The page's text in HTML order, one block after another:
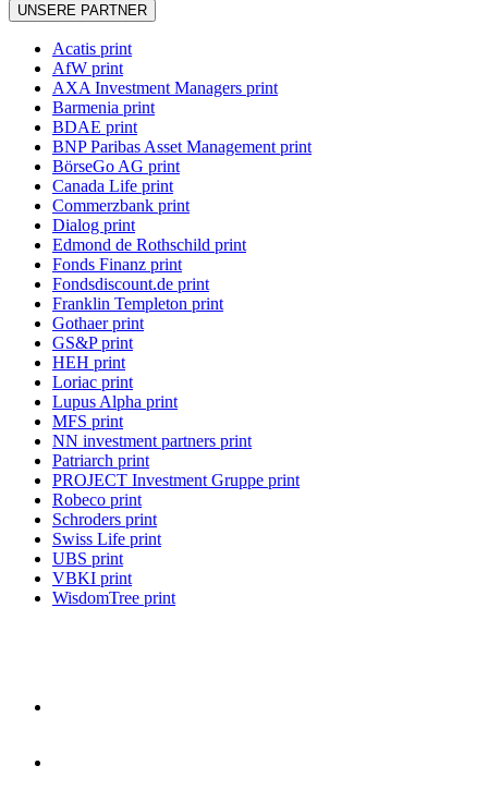
UNSERE PARTNER
Acatis print
AfW print
AXA Investment Managers print
Barmenia print
BDAE print
BNP Paribas Asset Management print
BörseGo AG print
Canada Life print
Commerzbank print
Dialog print
Edmond de Rothschild print
Fonds Finanz print
Fondsdiscount.de print
Franklin Templeton print
Gothaer print
GS&P print
HEH print
Loriac print
Lupus Alpha print
MFS print
NN investment partners print
Patriarch print
PROJECT Investment Gruppe print
Robeco print
Schroders print
Swiss Life print
UBS print
VBKI print
WisdomTree print